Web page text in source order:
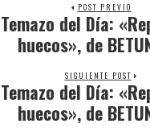
POST PREVIO
Temazo del Día:
huecos», de
SIGUIENTE POST
Temazo del Día:
huecos», de